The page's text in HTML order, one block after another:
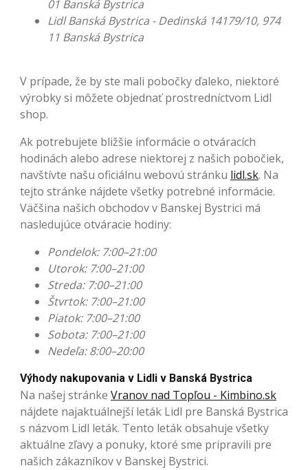
01 Banská Bystrica
Lidl Banská Bystrica - Dedinská 14179/10, 974
11 Banská Bystrica
V prípade, že by ste mali pobočky ďaleko, niektoré
výrobky si môžete objednať prostredníctvom Lidl
shop.
Ak potrebujete bližšie informácie o otváracích
hodinách alebo adrese niektorej z našich pobočiek,
navštívte našu oficiálnu webovú stránku lidl.sk. Na
tejto stránke nájdete všetky potrebné informácie.
Väčšina našich obchodov v Banskej Bystrici má
nasledujúce otváracie hodiny:
Pondelok: 7:00–21:00
Utorok: 7:00–21:00
Streda: 7:00–21:00
Štvrtok: 7:00–21:00
Piatok: 7:00–21:00
Sobota: 7:00–21:00
Nedeľa: 8:00–20:00
Výhody nakupovania v Lidli v Banská Bystrica
Na našej stránke Vranov nad Topľou - Kimbino.sk
nájdete najaktuálnejší leták Lidl pre Banská Bystrica
s názvom Lidl leták. Tento leták obsahuje všetky
aktuálne zľavy a ponuky, ktoré sme pripravili pre
našich zákazníkov v Banskej Bystrici.